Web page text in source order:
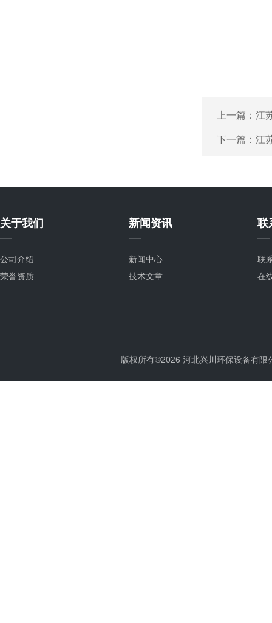
上一篇： 江
下一篇： 江
关于我们
公司介绍
荣誉资质
新闻资讯
新闻中心
技术文章
联
联
在
版权所有©2026 河北兴川环保设备有